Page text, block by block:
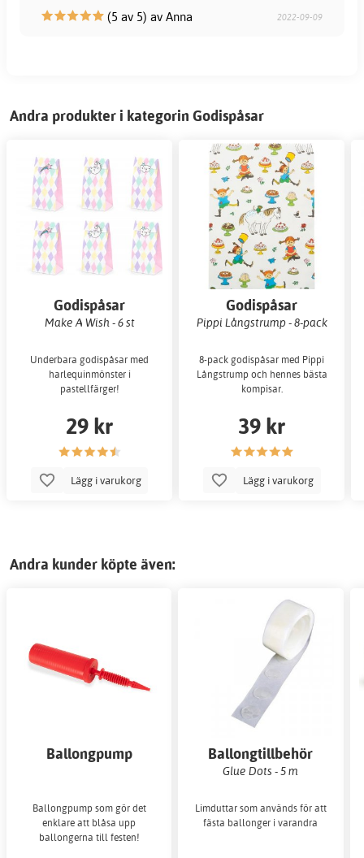
(5 av 5) av Anna 2022-09-09
Andra produkter i kategorin Godispåsar
Godispåsar
Make A Wish - 6 st
Underbara godispåsar med
harlequinmönster i
pastellfärger!
29 kr
Lägg i varukorg
Godispåsar
Pippi Långstrump - 8-pack
8-pack godispåsar med Pippi
Långstrump och hennes bästa
kompisar.
39 kr
Lägg i varukorg
Andra kunder köpte även:
Ballongpump
Ballongpump som gör det
enklare att blåsa upp
ballongerna till festen!
Ballongtillbehör
Glue Dots - 5 m
Limduttar som används för att
fästa ballonger i varandra